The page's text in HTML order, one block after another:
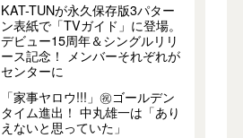
KAT-TUNが永久保存版3パター
ン表紙で「TVガイド」に登場。
デビュー15周年＆シングルリリ
ース記念！ メンバーそれぞれが
センターに
「家事ヤロウ!!!」㊗ゴールデン
タイム進出！ 中丸雄一は「あり
えないと思っていた」